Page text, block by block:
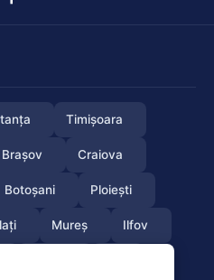
Timișoara
Brașov Craiova
Botoșani Ploiești
Mureș Ilfov